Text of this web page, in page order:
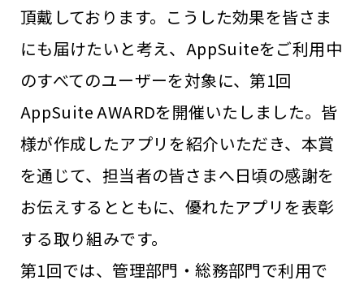
頂戴しております。こうした効果を皆さま
にも届けたいと考え、AppSuiteをご利用中
のすべてのユーザーを対象に、第1回
AppSuite AWARDを開催いたしました。皆
様が作成したアプリを紹介いただき、本賞
を通じて、担当者の皆さまへ日頃の感謝を
お伝えするとともに、優れたアプリを表彰
する取り組みです。
第1回では、管理部門・総務部門で利用で